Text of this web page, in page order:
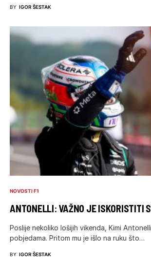
BY IGOR ŠESTAK
NOVOSTI F1
ANTONELLI: VAŽNO JE ISKORISTITI
Poslije nekoliko lošijih vikenda, Kimi
pobjedama. Pritom mu je išlo na ruku što…
BY IGOR ŠESTAK